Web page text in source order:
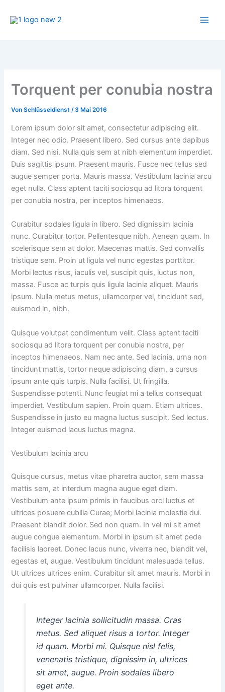
Inhalt
Torquent per conubia nostra
VonSchlüsseldienst/3 Mai 2016
Lorem ipsum dolor sit amet, consectetur adipiscing elit.
Integer nec odio. Praesent libero. Sed cursus ante dapibus
diam. Sed nisi. Nulla quis sem at nibh elementum imperdiet.
Duis sagittis ipsum. Praesent mauris. Fusce nec tellus sed
augue semper porta. Mauris massa. Vestibulum lacinia arcu
eget nulla. Class aptent taciti sociosqu ad litora torquent
per conubia nostra, per inceptos himenaeos.
Curabitur sodales ligula in libero. Sed dignissim lacinia
nunc. Curabitur tortor. Pellentesque nibh. Aenean quam. In
scelerisque sem at dolor. Maecenas mattis. Sed convallis
tristique sem. Proin ut ligula vel nunc egestas porttitor.
Morbi lectus risus, iaculis vel, suscipit quis, luctus non,
massa. Fusce ac turpis quis ligula lacinia aliquet. Mauris
ipsum. Nulla metus metus, ullamcorper vel, tincidunt sed,
euismod in, nibh.
Quisque volutpat condimentum velit. Class aptent taciti
sociosqu ad litora torquent per conubia nostra, per
inceptos himenaeos. Nam nec ante. Sed lacinia, urna non
tincidunt mattis, tortor neque adipiscing diam, a cursus
ipsum ante quis turpis. Nulla facilisi. Ut fringilla.
Suspendisse potenti. Nunc feugiat mi a tellus consequat
imperdiet. Vestibulum sapien. Proin quam. Etiam ultrices.
Suspendisse in justo eu magna luctus suscipit. Sed lectus.
Integer euismod lacus luctus magna.
Vestibulum lacinia arcu
Quisque cursus, metus vitae pharetra auctor, sem massa
mattis sem, at interdum magna augue eget diam.
Vestibulum ante ipsum primis in faucibus orci luctus et
ultrices posuere cubilia Curae; Morbi lacinia molestie dui.
Praesent blandit dolor. Sed non quam. In vel mi sit amet
augue congue elementum. Morbi in ipsum sit amet pede
facilisis laoreet. Donec lacus nunc, viverra nec, blandit vel,
egestas et, augue. Vestibulum tincidunt malesuada tellus.
Ut ultrices ultrices enim. Curabitur sit amet mauris. Morbi in
dui quis est pulvinar ullamcorper. Nulla facilisi.
Integer lacinia sollicitudin massa. Cras
metus. Sed aliquet risus a tortor. Integer
id quam. Morbi mi. Quisque nisl felis,
venenatis tristique, dignissim in, ultrices
sit amet, augue. Proin sodales libero
eget ante.